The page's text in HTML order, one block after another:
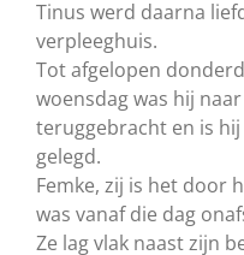
Tinus werd daarna
verpleeghuis.
Tot afgelopen
woensdag was hij
teruggebracht en is
gelegd.
Femke, zij is het door
was vanaf die dag
Ze lag vlak naast zijn